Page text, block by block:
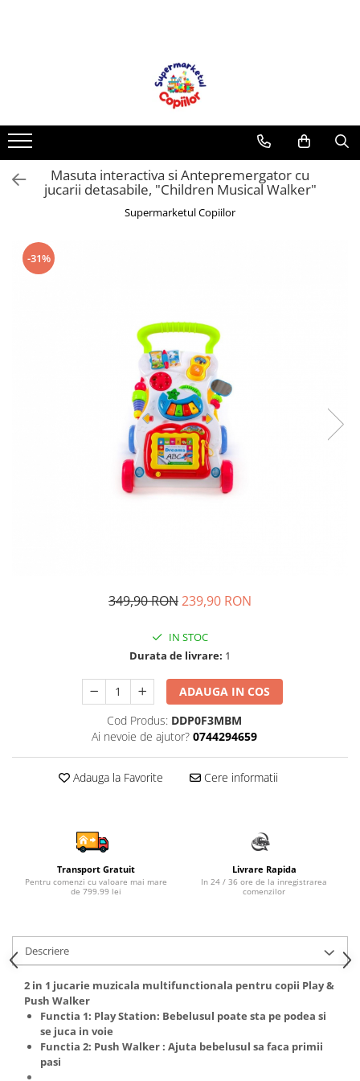
Accesorii pentru petrecere
Baloane
Mobila gradina & terasa
Piscine
Gaming, Carti & Birotica
Carti pentru copii
Activitati extracurriculare
Rechizite si papetarie pentru copii
Creioane colorate si carioci
Harti de perete si globuri
Manuale si auxiliare scolare
Aspiratoare nazale si accesorii
Creme si lotiuni de corp copii
Olite si reductoare WC
Sampon si balsam copii
Sapun & Gel de dus copii
Ulei de corp copii
Arme de jucarie
Ateliere si bancuri de lucru
Bucatarii copii
Casute de papusi si mobilier
Cuburi si caramizi
Elicoptere, avioane si nave de
jucarie
Figurine
Frumusete, bijuterii si accesorii
fetite
Masuta interactiva si Antepremergator cu
jucarii detasabile, "Children Musical Walker"
Supermarketul Copiilor
-31%
349,90 RON239,90 RON
IN STOC
Durata de livrare: 1
ADAUGA IN COS
Cod Produs: DDP0F3MBM
Ai nevoie de ajutor? 0744294659
Adauga la Favorite Cere informatii
Transport Gratuit
Pentru comenzi cu valoare mai mare
de 799.99 lei
Livrare Rapida
In 24 / 36 ore de la inregistrarea
comenzilor
Descriere
2 in 1 jucarie muzicala multifunctionala pentru copii Play &
Push Walker
Functia 1: Play Station: Bebelusul poate sta pe podea si
se juca in voie
Functia 2: Push Walker : Ajuta bebelusul sa faca primii
pasi